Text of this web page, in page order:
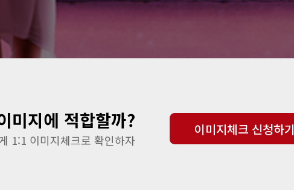
미지에 적합할까?
1:1 이미지체크로 확인하자
이미지체크 신청하기